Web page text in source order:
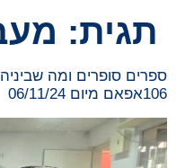
תגית:
ספרים סופרים ומה
106אפאם מיום 06/11/24